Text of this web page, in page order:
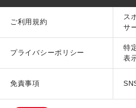
ご利用規約
ス
サ
プライバシーポリシー
特
表
免責事項